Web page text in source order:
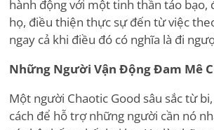
hành động với một tinh thần táo bạo,
họ, điều thiện thực sự đến từ việc
ngay cả khi điều đó có nghĩa là đi
Những Người Vận Động Đam Mê
Một người Chaotic Good sâu sắc từ
cách để hỗ trợ những người cần nó